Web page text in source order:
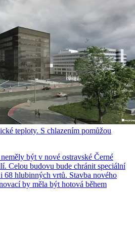
teploty. S chlazením pomůžou
být v nové ostravské Černé
Celou budovu bude chránit speciální
68 hlubinných vrtů. Stavba nového
by měla být hotová během